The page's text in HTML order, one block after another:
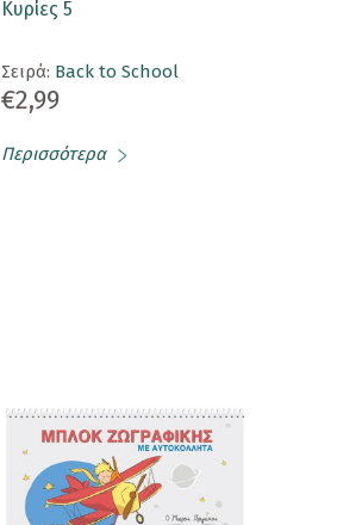
Κυρίες 5
Σειρά: Back to School
€2,99
Περισσότερα